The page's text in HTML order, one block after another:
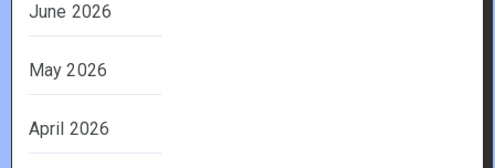
June 2026
May 2026
April 2026